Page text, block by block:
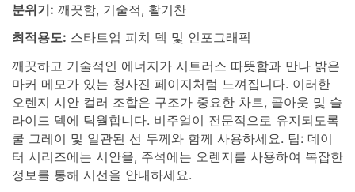
분위기: 깨끗함, 기술적, 활기찬
최적용도: 스타트업 피치 덱 및 인포그래픽
깨끗하고 기술적인 에너지가 시트러스 따뜻함과 만나 밝은
마커 메모가 있는 청사진 페이지처럼 느껴집니다. 이러한
오렌지 시안 컬러 조합은 구조가 중요한 차트, 콜아웃 및 슬
라이드 덱에 탁월합니다. 비주얼이 전문적으로 유지되도록
쿨 그레이 및 일관된 선 두께와 함께 사용하세요. 팁: 데이
터 시리즈에는 시안을, 주석에는 오렌지를 사용하여 복잡한
정보를 통해 시선을 안내하세요.